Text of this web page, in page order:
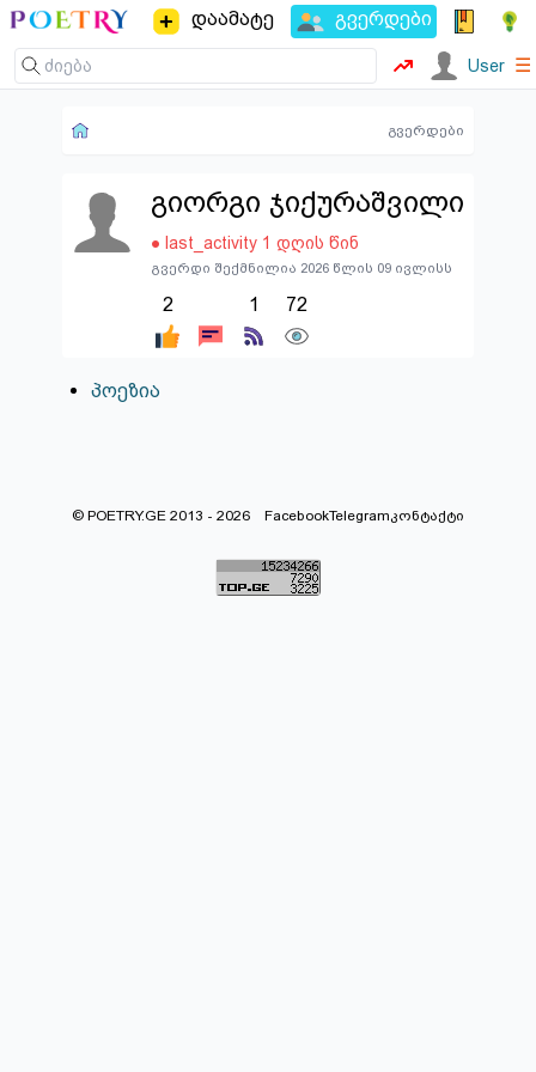
დაამატე გვერდები
User ☰
გვერდები
გიორგი ჯიქურაშვილი
● last_activity 1 დღის წინ
გვერდი შექმნილია 2026 წლის 09 ივლისს
2 1 72
პოეზია
© POETRY.GE 2013 - 2026 FacebookTelegramკონტაქტი